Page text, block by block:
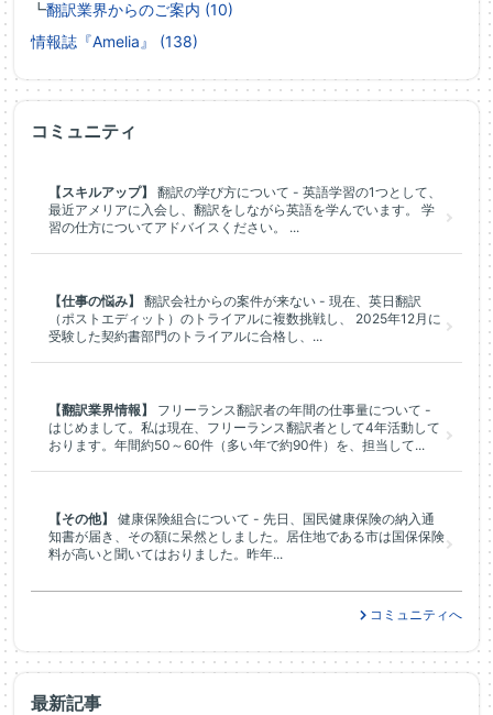
┗翻訳業界からのご案内 (10)
情報誌『Amelia』 (138)
最新記事
コミュニティ
【スキルアップ】
翻訳の学び方について - 英語学習の1つとして、
最近アメリアに入会し、翻訳をしながら英語を学んでいます。 学
習の仕方についてアドバイスください。 ...
【仕事の悩み】
翻訳会社からの案件が来ない - 現在、英日翻訳
（ポストエディット）のトライアルに複数挑戦し、 2025年12月に
受験した契約書部門のトライアルに合格し、...
【翻訳業界情報】
フリーランス翻訳者の年間の仕事量について -
はじめまして。私は現在、フリーランス翻訳者として4年活動して
おります。年間約50～60件（多い年で約90件）を、担当して...
【その他】
健康保険組合について - 先日、国民健康保険の納入通
知書が届き、その額に呆然としました。居住地である市は国保保険
料が高いと聞いてはおりました。昨年...
コミュニティへ